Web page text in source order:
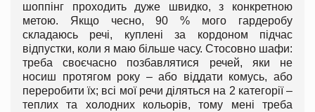
шоппінг проходить дуже швидко, з конкретною
метою. Якщо чесно, 90 % мого гардеробу
складаюсь речі, куплені за кордоном підчас
відпустки, коли я маю більше часу. Стосовно шафи:
треба своєчасно позбавлятися речей, яки не
носиш протягом року – або віддати комусь, або
переробити їх; всі мої речи діляться на 2 категорії –
теплих та холодних кольорів, тому мені треба